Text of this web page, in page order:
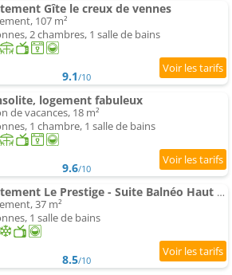
Gîte le creux de vennes
107 m²
2 chambres, 1 salle de bains
9.1/10
logement fabuleux
de vacances, 18 m²
1 chambre, 1 salle de bains
9.6/10
Appartement Le Prestige - Suite Balnéo Haut Standing
37 m²
1 salle de bains
8.5/10